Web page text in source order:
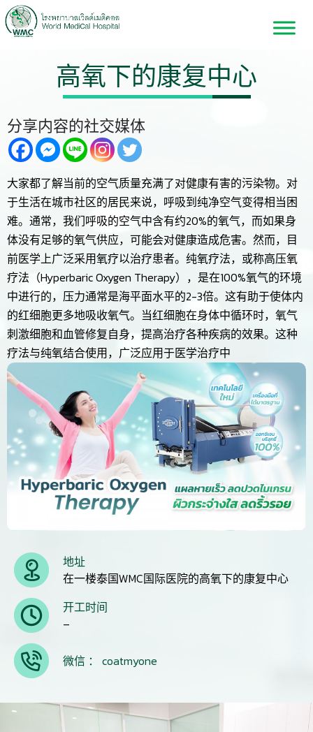
高氧下的康复中心
分享内容的社交媒体
大家都了解当前的空气质量充满了对健康有害的污染物。对
于生活在城市社区的居民来说，呼吸到纯净空气变得相当困
难。通常，我们呼吸的空气中含有约20%的氧气，而如果身
体没有足够的氧气供应，可能会对健康造成危害。然而，目
前医学上广泛采用氧疗以治疗患者。纯氧疗法，或称高压氧
疗法（Hyperbaric Oxygen Therapy），是在100%氧气的环境
中进行的，压力通常是海平面水平的2-3倍。这有助于使体内
的红细胞更多地吸收氧气。当红细胞在身体中循环时，氧气
刺激细胞和血管修复自身，提高治疗各种疾病的效果。这种
疗法与纯氧结合使用，广泛应用于医学治疗中
地址
在一楼泰国WMC国际医院的高氧下的康复中心
开工时间
–
微信 ： coatmyone